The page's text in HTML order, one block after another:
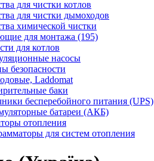
для чистки котлов
для чистки дымоходов
химической чистки
для монтажа (195)
для котлов
насосы
безопасности
Laddomat
баки
бесперебойного питания (UPS)
батареи (АКБ)
отопления
для систем отопления